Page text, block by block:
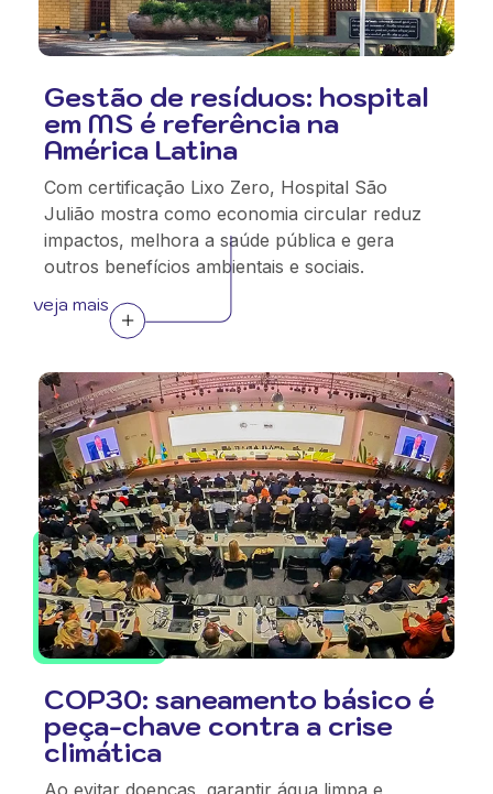
Gestão de resíduos: hospital
em MS é referência na
América Latina
Com certificação Lixo Zero, Hospital São
Julião mostra como economia circular reduz
impactos, melhora a saúde pública e gera
outros benefícios ambientais e sociais.
veja mais
COP30: saneamento básico é
peça-chave contra a crise
climática